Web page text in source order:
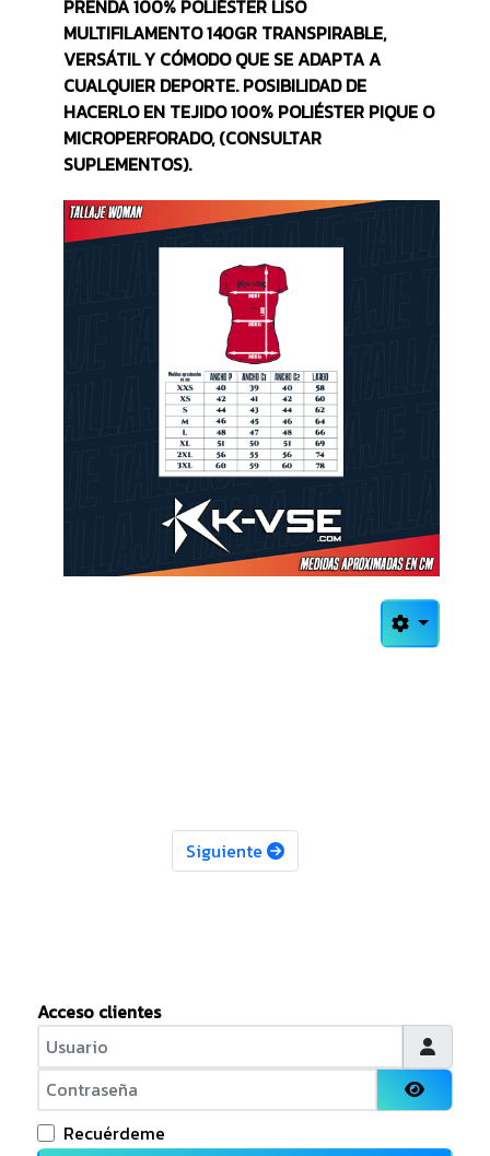
PRENDA 100% POLIÉSTER LISO
MULTIFILAMENTO 140GR TRANSPIRABLE,
VERSÁTIL Y CÓMODO QUE SE ADAPTA A
CUALQUIER DEPORTE. POSIBILIDAD DE
HACERLO EN TEJIDO 100% POLIÉSTER PIQUE O
MICROPERFORADO, (CONSULTAR
SUPLEMENTOS).
Siguiente
Acceso clientes
Usuario
Contraseña
Recuérdeme